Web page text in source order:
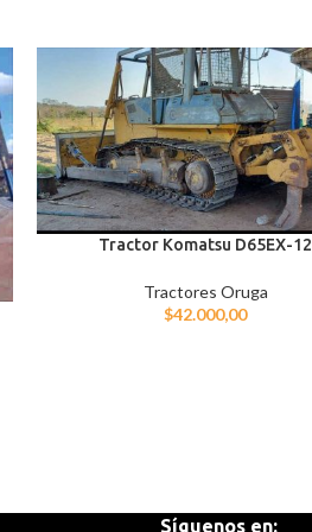
Tractor Komatsu D65EX-12
Tractores Oruga
$42.000,00
Síguenos en: